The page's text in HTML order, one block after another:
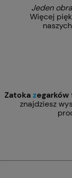
Jeden
Więcej
Zatokazegarków
znajdziesz